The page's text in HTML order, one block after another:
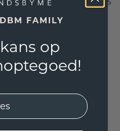
witgoud zwarte parel 5
Excl. Tax & BTW
FAMILY
op